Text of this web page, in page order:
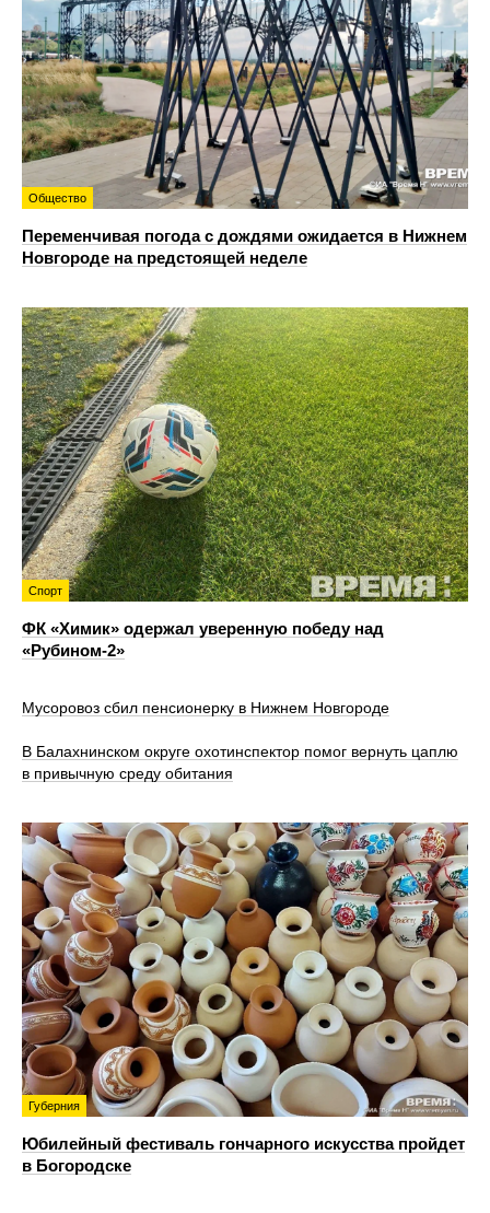
Общество
Переменчивая погода с дождями ожидается в Нижнем
Новгороде на предстоящей неделе
Спорт
ФК «Химик» одержал уверенную победу над
«Рубином‑2»
Мусоровоз сбил пенсионерку в Нижнем Новгороде
В Балахнинском округе охотинспектор помог вернуть цаплю
в привычную среду обитания
Губерния
Юбилейный фестиваль гончарного искусства пройдет
в Богородске